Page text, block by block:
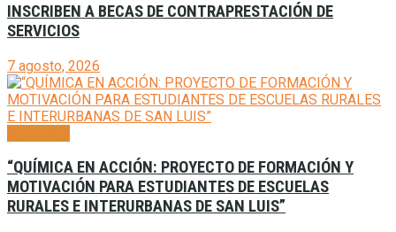
INSCRIBEN A BECAS DE CONTRAPRESTACIÓN DE
SERVICIOS
7 agosto, 2026
“QUÍMICA EN ACCIÓN: PROYECTO DE FORMACIÓN Y
MOTIVACIÓN PARA ESTUDIANTES DE ESCUELAS
RURALES E INTERURBANAS DE SAN LUIS”